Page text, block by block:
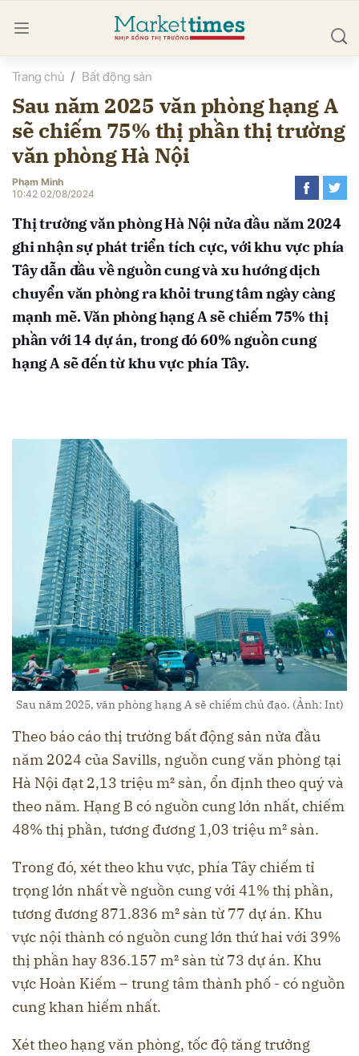
Trang chủ Bất động sản
Sau năm 2025 văn phòng hạng A
sẽ chiếm 75% thị phần thị trường
văn phòng Hà Nội
Phạm Minh
10:42 02/08/2024
Thị trường văn phòng Hà Nội nửa đầu năm 2024
ghi nhận sự phát triển tích cực, với khu vực phía
Tây dẫn đầu về nguồn cung và xu hướng dịch
chuyển văn phòng ra khỏi trung tâm ngày càng
mạnh mẽ. Văn phòng hạng A sẽ chiếm 75% thị
phần với 14 dự án, trong đó 60% nguồn cung
hạng A sẽ đến từ khu vực phía Tây.
Sau năm 2025, văn phòng hạng A sẽ chiếm chủ đạo. (Ảnh: Int)
Theo báo cáo thị trường bất động sản nửa đầu
năm 2024 của Savills, nguồn cung văn phòng tại
Hà Nội đạt 2,13 triệu m² sàn, ổn định theo quý và
theo năm. Hạng B có nguồn cung lớn nhất, chiếm
48% thị phần, tương đương 1,03 triệu m² sàn.
Trong đó, xét theo khu vực, phía Tây chiếm tỉ
trọng lớn nhất về nguồn cung với 41% thị phần,
tương đương 871.836 m² sàn từ 77 dự án. Khu
vực nội thành có nguồn cung lớn thứ hai với 39%
thị phần hay 836.157 m² sàn từ 73 dự án. Khu
vực Hoàn Kiếm – trung tâm thành phố - có nguồn
cung khan hiếm nhất.
Xét theo hạng văn phòng, tốc độ tăng trưởng
luận